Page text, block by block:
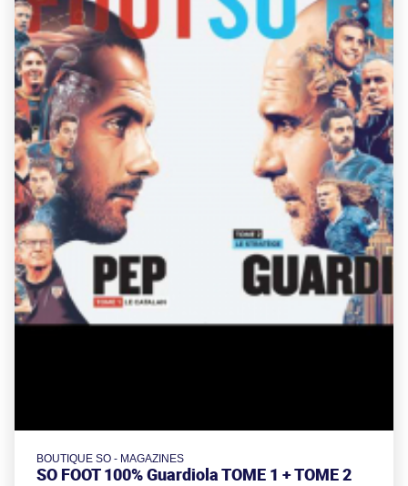
BOUTIQUE SO - MAGAZINES
SO FOOT 100% Guardiola TOME 1 + TOME 2